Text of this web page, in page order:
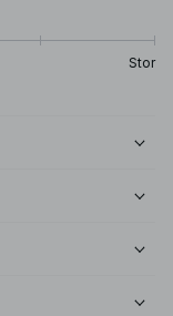
Stor